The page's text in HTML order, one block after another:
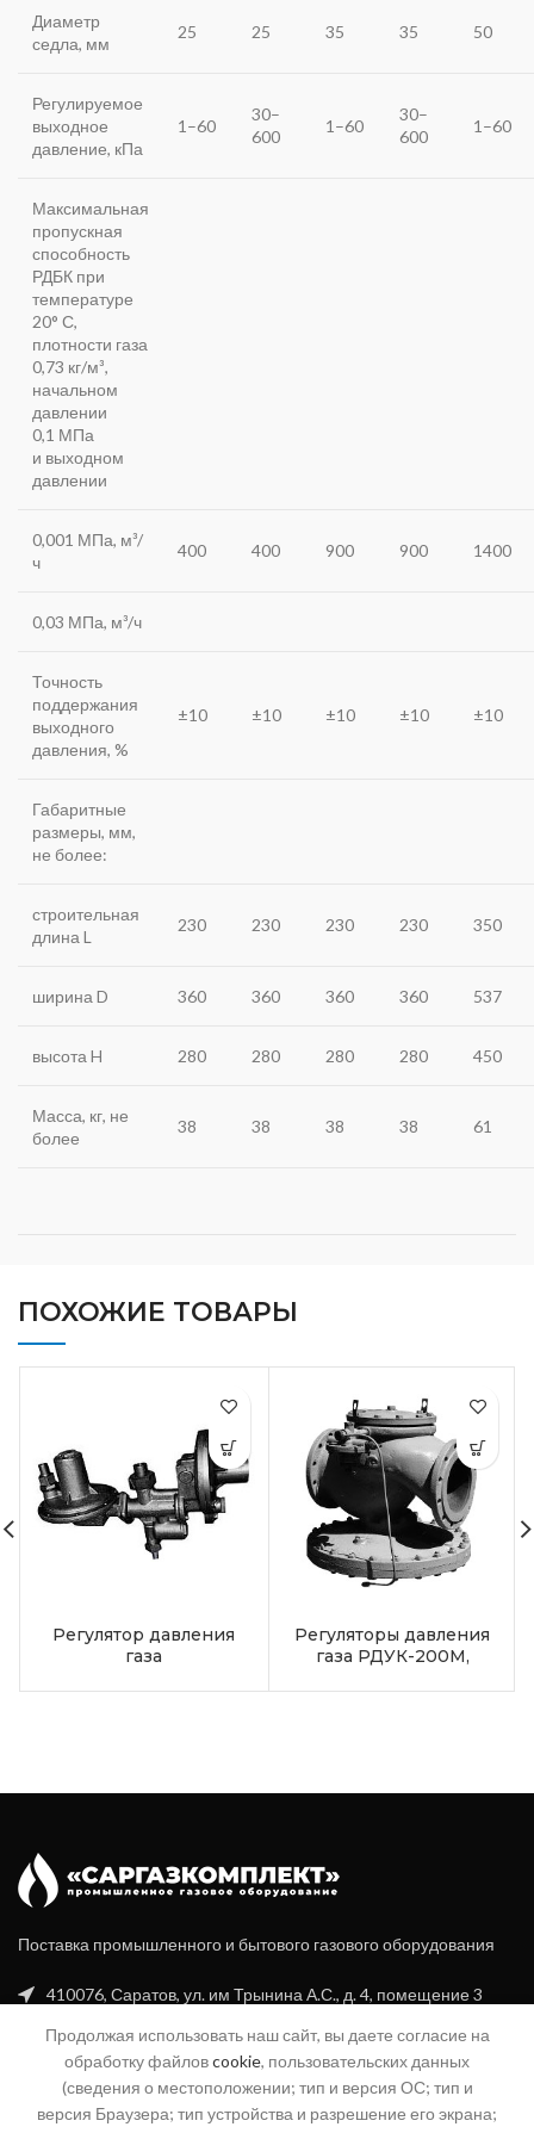
Диаметр
седла, мм
25 25 35 35 50
Регулируемое
выходное
давление, кПа
1–60
30–
600
1–60
30–
600
1–60
Максимальная
пропускная
способность
РДБК при
температуре
20° С,
плотности газа
0,73 кг/м³,
начальном
давлении
0,1 МПа
и выходном
давлении
0,001 МПа, м³/
ч
400 400 900 900 1400
0,03 МПа, м³/ч
Точность
поддержания
выходного
давления, %
±10 ±10 ±10 ±10 ±10
Габаритные
размеры, мм,
не более:
строительная
длина L
230 230 230 230 350
ширина D 360 360 360 360 537
высота H 280 280 280 280 450
Масса, кг, не
более
38 38 38 38 61
ПОХОЖИЕ ТОВАРЫ
Регулятор давления
газа
домовый РДГД-20/5М
Регуляторы давления
газа РДУК-200М,
РДУК2Н(В)-100,
Поставка промышленного и бытового газового оборудования
410076, Саратов, ул. им Трынина А.С., д. 4, помещение 3
+7 (8452) 20-99-16
+7 (960) 356-94-70
info@sgk-gaz.ru
Продолжая использовать наш сайт, вы даете согласие на
обработку файловcookie, пользовательских данных
(сведения о местоположении; тип и версия ОС; тип и
версия Браузера; тип устройства и разрешение его экрана;